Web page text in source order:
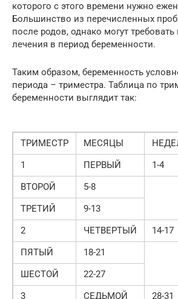
которого с этого времени нужно
Большинство из перечисленных
после родов, однако могут
лечения в период беременности.
Таким образом, беременность
периода – триместра. Таблица по
беременности выглядит так:
ТРИМЕСТР МЕСЯЦЫ
1
ПЕРВЫЙ
1-4
ВТОРОЙ
5-8
ТРЕТИЙ
9-13
2
ЧЕТВЕРТЫЙ
14-17
ПЯТЫЙ
18-21
ШЕСТОЙ
22-27
3
СЕДЬМОЙ
28-31